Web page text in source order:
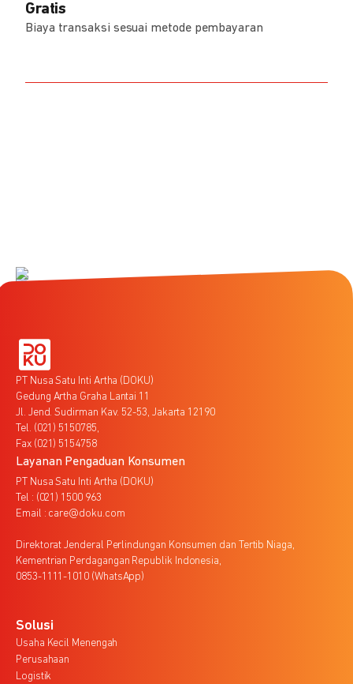
Gratis
Biaya transaksi sesuai metode pembayaran
PT Nusa Satu Inti Artha (DOKU)
Gedung Artha Graha Lantai 11
Jl. Jend. Sudirman Kav. 52-53, Jakarta 12190
Tel. (021) 5150785,
Fax (021) 5154758
Layanan Pengaduan Konsumen
PT Nusa Satu Inti Artha (DOKU)
Tel : (021) 1500 963
Email : care@doku.com
Direktorat Jenderal Perlindungan Konsumen dan Tertib Niaga,
Kementrian Perdagangan Republik Indonesia,
0853-1111-1010 (WhatsApp)
Solusi
Usaha Kecil Menengah
Perusahaan
Logistik